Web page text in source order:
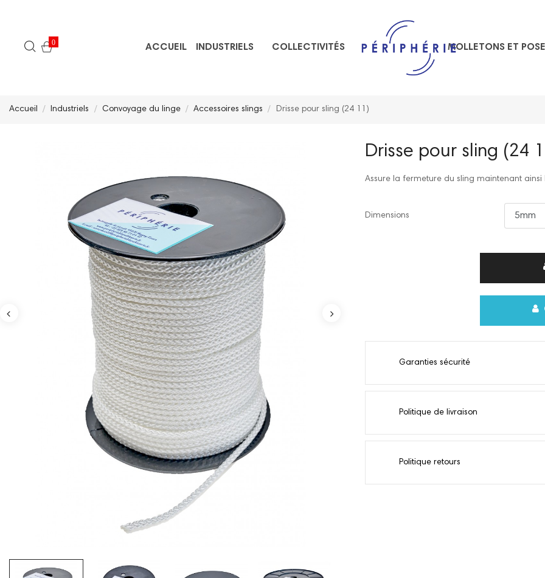
0
ACCUEIL INDUSTRIELS COLLECTIVITÉS MOLLETONS ET POSE
Accueil Industriels Convoyage du linge Accessoires slings Drisse pour sling (24 11)
Drisse pour sling (24
Assure la fermeture du sling maintenant
Dimensions
Garanties sécurité
Politique de livraison
Politique retours